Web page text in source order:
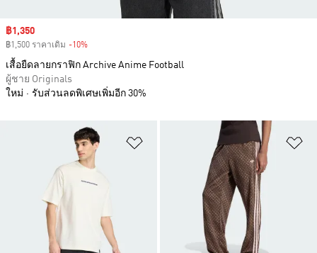
เพิ่มไปยังรายการสินค้าโปรด
Sale price
฿1,350
฿1,500 ราคาเดิม -10%
เสื้อยืดลายกราฟิก Archive Anime Football
ผู้ชาย Originals
ใหม่
รับส่วนลดพิเศษเพิ่มอีก 30%